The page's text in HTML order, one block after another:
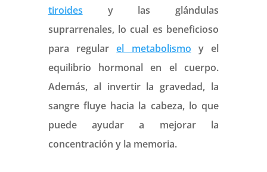
tiroides y las glándulas
suprarrenales, lo cual es beneficioso
para regularel metabolismo y el
equilibrio hormonal en el cuerpo.
Además, al invertir la gravedad, la
sangre fluye hacia la cabeza, lo que
puede ayudar a mejorar la
concentración y la memoria.